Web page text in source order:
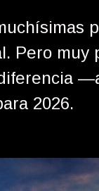
Pero muy
2026.